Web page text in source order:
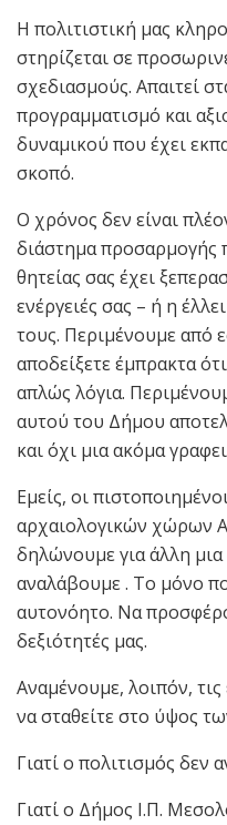
Η πολιτιστική μας
στηρίζεται σε
σχεδιασμούς. Απαιτεί
προγραμματισμό και
δυναμικού που έχει
σκοπό.
Ο χρόνος δεν είναι
διάστημα προσαρμογής
θητείας σας έχει
ενέργειές σας – ή η
τους. Περιμένουμε από
αποδείξετε έμπρακτα
απλώς λόγια.
αυτού του Δήμου
και όχι μια ακόμα
Εμείς, οι
αρχαιολογικών χώρων
δηλώνουμε για άλλη
αναλάβουμε . Το μόνο
αυτονόητο. Να
δεξιότητές μας.
Αναμένουμε, λοιπόν, τις
να σταθείτε στο ύψος
Γιατί ο πολιτισμός δεν
Γιατί ο Δήμος Ι.Π.